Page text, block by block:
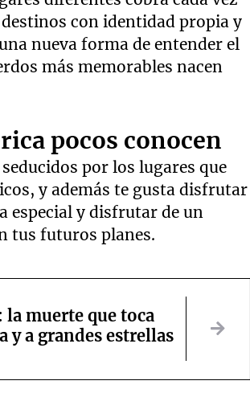
con identidad propia y
nueva forma de entender el
más memorables nacen
pocos conocen
por los lugares que
y además te gusta disfrutar
especial y disfrutar de un
tus futuros planes.
la muerte que toca
y a grandes estrellas